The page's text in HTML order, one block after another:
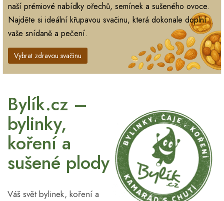
naší prémiové nabídky ořechů, semínek a sušeného ovoce.
Najděte si ideální křupavou svačinu, která dokonale doplní
vaše snídaně a pečení.
Vybrat zdravou svačinu
Bylík.cz –
bylinky,
koření a
sušené plody
Váš svět bylinek, koření a